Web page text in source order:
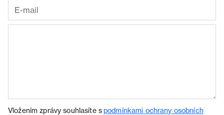
Vložením zprávy souhlasíte spodmínkami ochrany osobních